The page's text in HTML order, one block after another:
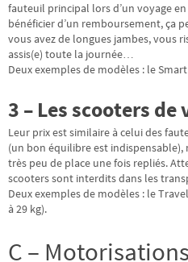
fauteuil principal lors d’un voyage
bénéficier d’un remboursement, ça
vous avez de longues jambes, vous
assis(e) toute la journée…
Deux exemples de modèles : le
3 – Les scooters
Leur prix est similaire à celui des
(un bon équilibre est
très peu de place une fois repliés.
scooters sont interdits dans les
Deux exemples de modèles : le
à 29 kg).
C –